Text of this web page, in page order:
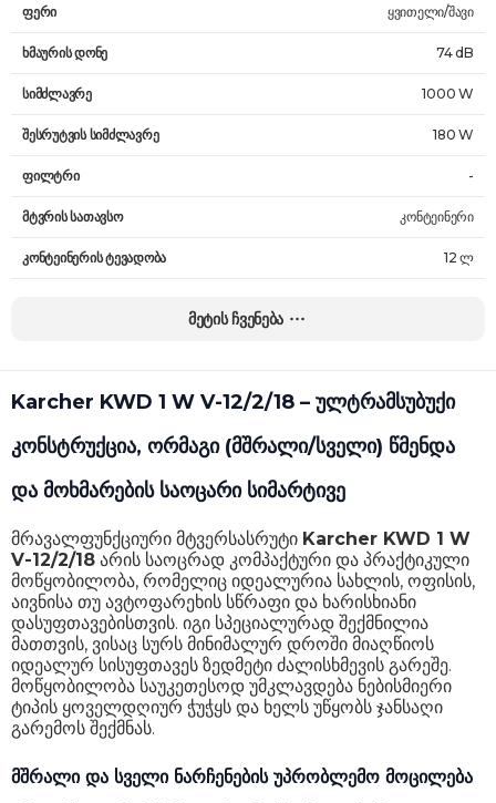
ფერი ყვითელი/შავი
ხმაურის დონე 74 dB
სიმძლავრე 1000 W
შესრუტვის სიმძლავრე 180 W
ფილტრი -
მტვრის სათავსო კონტეინერი
კონტეინერის ტევადობა 12 ლ
5.4 კგ
გარანტია
მეტის ჩვენება
Karcher KWD 1 W V-12/2/18 – ულტრამსუბუქი
კონსტრუქცია, ორმაგი (მშრალი/სველი) წმენდა
და მოხმარების საოცარი სიმარტივე
მრავალფუნქციური მტვერსასრუტი Karcher KWD 1 W
V-12/2/18 არის საოცრად კომპაქტური და პრაქტიკული
მოწყობილობა, რომელიც იდეალურია სახლის, ოფისის,
აივნისა თუ ავტოფარეხის სწრაფი და ხარისხიანი
დასუფთავებისთვის. იგი სპეციალურად შექმნილია
მათთვის, ვისაც სურს მინიმალურ დროში მიაღწიოს
იდეალურ სისუფთავეს ზედმეტი ძალისხმევის გარეშე.
მოწყობილობა საუკეთესოდ უმკლავდება ნებისმიერი
ტიპის ყოველდღიურ ჭუჭყს და ხელს უწყობს ჯანსაღი
გარემოს შექმნას.
მშრალი და სველი ნარჩენების უპრობლემო მოცილება